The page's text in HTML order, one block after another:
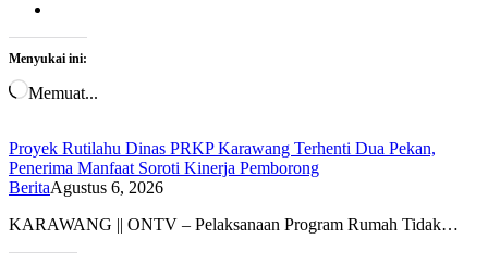
Menyukai ini:
Memuat...
Proyek Rutilahu Dinas PRKP Karawang Terhenti Dua Pekan,
Penerima Manfaat Soroti Kinerja Pemborong
BeritaAgustus 6, 2026
KARAWANG || ONTV – Pelaksanaan Program Rumah Tidak…